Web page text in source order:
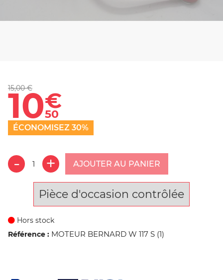
15,00 €
10€
50
ÉCONOMISEZ 30%
AJOUTER AU PANIER
Pièce d'occasion contrôlée
Hors stock
Référence : MOTEUR BERNARD W 117 S (1)